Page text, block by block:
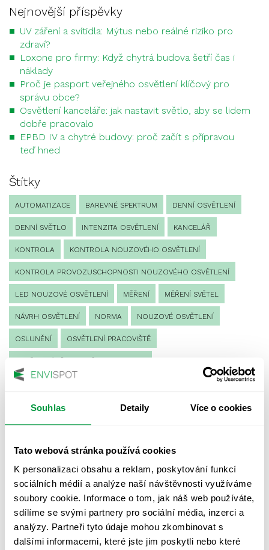
Souhlas Detaily Více o cookies
Tato webová stránka používá cookies
K personalizaci obsahu a reklam, poskytování funkcí
sociálních médií a analýze naší návštěvnosti využíváme
soubory cookie. Informace o tom, jak náš web používáte,
sdílíme se svými partnery pro sociální média, inzerci a
analýzy. Partneři tyto údaje mohou zkombinovat s
dalšími informacemi, které jste jim poskytli nebo které
Nejnovější příspěvky
UV záření a svítidla: Mýtus nebo reálné riziko pro
zdraví?
Loxone pro firmy: Když chytrá budova šetří čas i
náklady
Proč je pasport veřejného osvětlení klíčový pro
správu obce?
Osvětlení kanceláře: jak nastavit světlo, aby se lidem
dobře pracovalo
EPBD IV a chytré budovy: proč začít s přípravou
teď hned
Štítky
AUTOMATIZACE BAREVNÉ SPEKTRUM DENNÍ OSVĚTLENÍ
DENNÍ SVĚTLO INTENZITA OSVĚTLENÍ KANCELÁŘ
KONTROLA KONTROLA NOUZOVÉHO OSVĚTLENÍ
KONTROLA PROVOZUSCHOPNOSTI NOUZOVÉHO OSVĚTLENÍ
LED NOUZOVÉ OSVĚTLENÍ MĚŘENÍ MĚŘENÍ SVĚTEL
NÁVRH OSVĚTLENÍ NORMA NOUZOVÉ OSVĚTLENÍ
OSLUNĚNÍ OSVĚTLENÍ PRACOVIŠTĚ
OSVĚTLENÍ SPORTOVIŠŤ
PROTIPANICKÉ OSVĚTLENÍ
PROVOZNÍ DENÍK NOUZOVÉHO OSVĚTLENÍ
REVIZE NOUZOVÉHO OSVĚTLENÍ ŘÍZENÍ
UMĚLÉ OSVĚTLENÍ VEŘEJNÉ OSVĚTLENÍ
VÝPOČET OSVĚTLENÍ VÝPOČET ZASTÍNĚNÍ
VÝPOČTY A NÁVRHY ZASTÍNĚNÍ
ZKOUŠKY NOUZOVÉHO OSVĚTLENÍ